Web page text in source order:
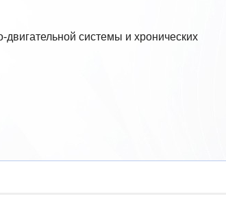
системы и хронических